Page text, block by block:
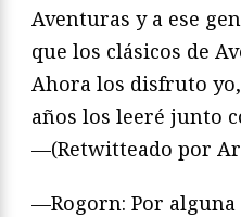
Aventuras y a ese
que los clásicos de
Ahora los disfruto
años los leeré junto
—(Retwitteado por
—Rogorn: Por alguna